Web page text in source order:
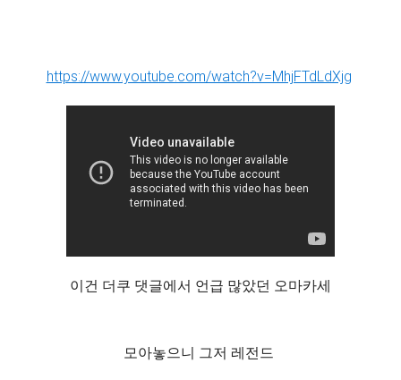
https://www.youtube.com/watch?v=MhjFTdLdXjg
이건 더쿠 댓글에서 언급 많았던 오마카세
모아놓으니 그저 레전드